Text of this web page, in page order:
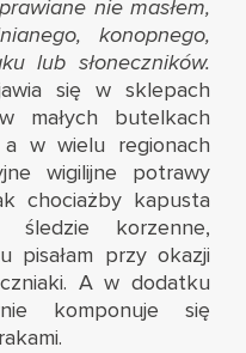
nie masłem,
konopnego,
lub słoneczników.
się w sklepach
małych butelkach
a w wielu regionach
wigilijne potrawy
chociażby kapusta
korzenne,
pisałam przy okazji
. A w dodatku
komponuje się